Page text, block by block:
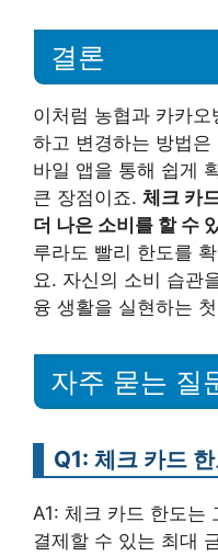
결론
이처럼 농협과 카카
하고 변경하는 방법
바일 앱을 통해 쉽게
큰 장점이죠. 체크 카
더 나은 소비를 할 수
루라도 빨리 한도를
요. 자신의 소비 습관
융 생활을 실현하는
자주 묻는 질
Q1: 체크 카드
A1: 체크 카드 한도는
결제할 수 있는 최대